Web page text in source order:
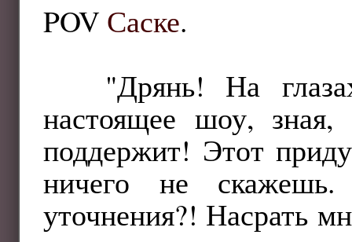
На проверке
Отправить
POVСаске.
"Дрянь! На
настоящее шоу, зная,
поддержит! Этот
ничего не
уточнения?! Насрать